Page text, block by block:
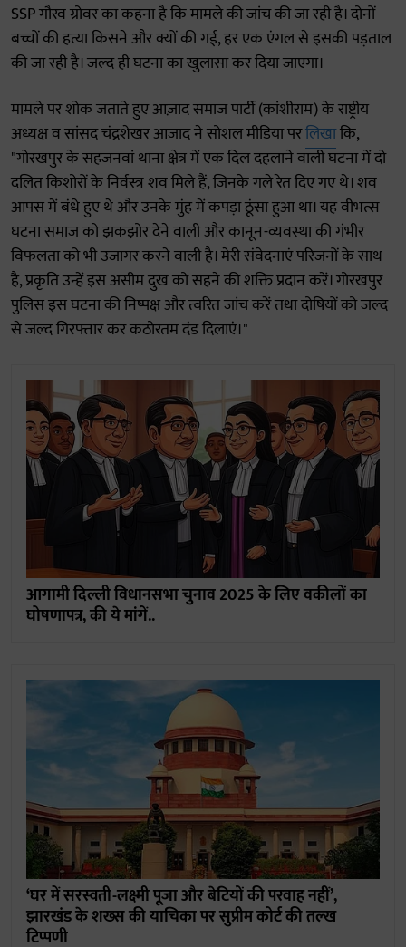
SSP गौरव ग्रोवर का कहना है कि मामले की जांच की जा रही है। दोनों
बच्चों की हत्या किसने और क्यों की गई, हर एक एंगल से इसकी पड़ताल
की जा रही है। जल्द ही घटना का खुलासा कर दिया जाएगा।
मामले पर शोक जताते हुए आज़ाद समाज पार्टी (कांशीराम) के राष्ट्रीय
अध्यक्ष व सांसद चंद्रशेखर आजाद ने सोशल मीडिया परलिखाकि,
"गोरखपुर के सहजनवां थाना क्षेत्र में एक दिल दहलाने वाली घटना में दो
दलित किशोरों के निर्वस्त्र शव मिले हैं, जिनके गले रेत दिए गए थे। शव
आपस में बंधे हुए थे और उनके मुंह में कपड़ा ठूंसा हुआ था। यह वीभत्स
घटना समाज को झकझोर देने वाली और कानून-व्यवस्था की गंभीर
विफलता को भी उजागर करने वाली है। मेरी संवेदनाएं परिजनों के साथ
है, प्रकृति उन्हें इस असीम दुख को सहने की शक्ति प्रदान करें। गोरखपुर
पुलिस इस घटना की निष्पक्ष और त्वरित जांच करें तथा दोषियों को जल्द
से जल्द गिरफ्तार कर कठोरतम दंड दिलाएं।"
आगामी दिल्ली विधानसभा चुनाव 2025 के लिए वकीलों का
घोषणापत्र, की ये मांगें..
‘घर में सरस्वती-लक्ष्मी पूजा और बेटियों की परवाह नहीं’,
झारखंड के शख्स की याचिका पर सुप्रीम कोर्ट की तल्ख
टिप्पणी